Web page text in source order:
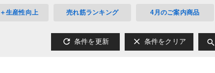
生産性向上 売れ筋ランキング 4月のご案内商品
refresh 条件を更新 clear 条件をクリア search